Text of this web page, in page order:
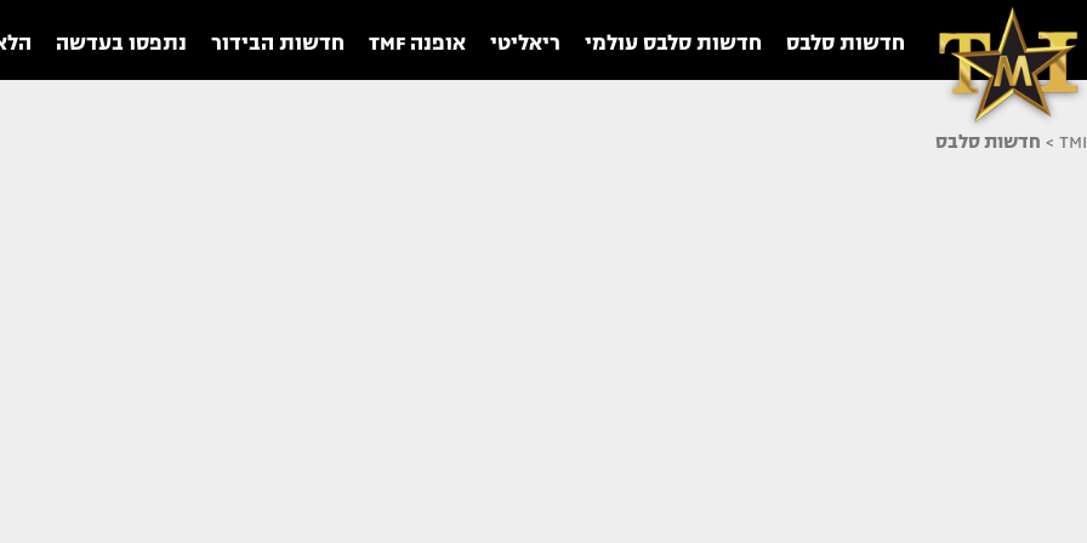
חדשות סלבס חדשות סלבס עולמי ריאליטי אופנה TMF חדשות הבידור נתפסו בעדשה
TMI
> חדשות סלבס